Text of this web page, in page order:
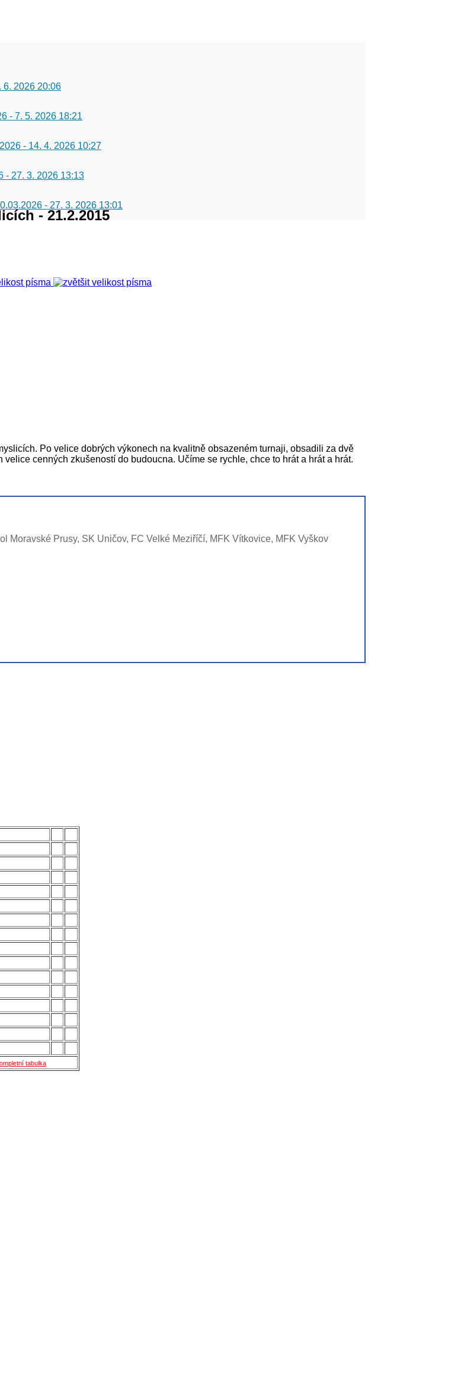
6. 2026 20:06
- 7. 5. 2026 18:21
- 14. 4. 2026 10:27
- 27. 3. 2026 13:13
- 27. 3. 2026 13:01
- 21.2.2015
písma
Po velice dobrých výkonech na kvalitně obsazeném turnaji, obsadili za dvě
cenných zkušeností do budoucna. Učíme se rychle, chce to hrát a hrát a hrát.
Moravské Prusy, SK Uničov, FC Velké Meziříčí, MFK Vítkovice, MFK Vyškov
tabulka